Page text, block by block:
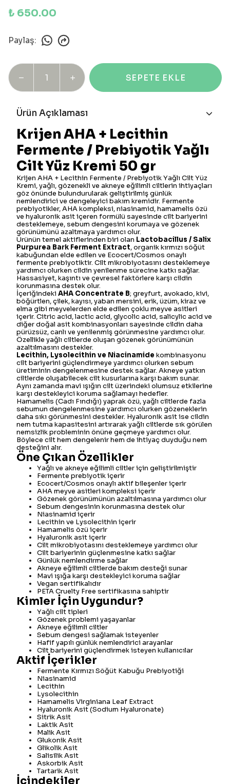
₺ 650.00
Paylaş:
SEPETE EKLE
Ürün Açıklaması
Krijen AHA + Lecithin
Fermente / Prebiyotik Yağlı
Cilt Yüz Kremi 50 gr
Krijen AHA + Lecithin Fermente / Prebiyotik Yağlı Cilt Yüz
Kremi, yağlı, gözenekli ve akneye eğilimli ciltlerin ihtiyaçları
göz önünde bulundurularak geliştirilmiş günlük
nemlendirici ve dengeleyici bakım kremidir. Fermente
prebiyotikler, AHA kompleksi, niasinamid, hamamelis özü
ve hyaluronik asit içeren formülü sayesinde cilt bariyerini
desteklemeye, sebum dengesini korumaya ve gözenek
görünümünü azaltmaya yardımcı olur.
Ürünün temel aktiflerinden biri olan Lactobacillus / Salix
Purpurea Bark Ferment Extract, organik kırmızı söğüt
kabuğundan elde edilen ve Ecocert/Cosmos onaylı
fermente prebiyotiktir. Cilt mikrobiyotasını desteklemeye
yardımcı olurken cildin yenilenme sürecine katkı sağlar.
Hassasiyet, kaşıntı ve çevresel faktörlere karşı cildin
korunmasına destek olur.
İçeriğindeki AHA Concentrate B; greyfurt, avokado, kivi,
böğürtlen, çilek, kayısı, yaban mersini, erik, üzüm, kiraz ve
elma gibi meyvelerden elde edilen çoklu meyve asitleri
içerir. Citric acid, lactic acid, glycolic acid, salicylic acid ve
diğer doğal asit kombinasyonları sayesinde cildin daha
pürüzsüz, canlı ve yenilenmiş görünmesine yardımcı olur.
Özellikle yağlı ciltlerde oluşan gözenek görünümünün
azaltılmasını destekler.
Lecithin, Lysolecithin ve Niacinamide kombinasyonu
cilt bariyerini güçlendirmeye yardımcı olurken sebum
üretiminin dengelenmesine destek sağlar. Akneye yatkın
ciltlerde oluşabilecek cilt kusurlarına karşı bakım sunar.
Aynı zamanda mavi ışığın cilt üzerindeki olumsuz etkilerine
karşı destekleyici koruma sağlamayı hedefler.
Hamamelis (Cadı Fındığı) yaprak özü, yağlı ciltlerde fazla
sebumun dengelenmesine yardımcı olurken gözeneklerin
daha sıkı görünmesini destekler. Hyaluronik asit ise cildin
nem tutma kapasitesini artırarak yağlı ciltlerde sık görülen
nemsizlik probleminin önüne geçmeye yardımcı olur.
Böylece cilt hem dengelenir hem de ihtiyaç duyduğu nem
desteğini alır.
Öne Çıkan Özellikler
Yağlı ve akneye eğilimli ciltler için geliştirilmiştir
Fermente prebiyotik içerir
Ecocert/Cosmos onaylı aktif bileşenler içerir
AHA meyve asitleri kompleksi içerir
Gözenek görünümünün azaltılmasına yardımcı olur
Sebum dengesinin korunmasına destek olur
Niasinamid içerir
Lecithin ve Lysolecithin içerir
Hamamelis özü içerir
Hyaluronik asit içerir
Cilt mikrobiyotasını desteklemeye yardımcı olur
Cilt bariyerinin güçlenmesine katkı sağlar
Günlük nemlendirme sağlar
Akneye eğilimli ciltlerde bakım desteği sunar
Mavi ışığa karşı destekleyici koruma sağlar
Vegan sertifikalıdır
PETA Cruelty Free sertifikasına sahiptir
Kimler İçin Uygundur?
Yağlı cilt tipleri
Gözenek problemi yaşayanlar
Akneye eğilimli ciltler
Sebum dengesi sağlamak isteyenler
Hafif yapılı günlük nemlendirici arayanlar
Cilt bariyerini güçlendirmek isteyen kullanıcılar
Aktif İçerikler
Fermente Kırmızı Söğüt Kabuğu Prebiyotiği
Niasinamid
Lecithin
Lysolecithin
Hamamelis Virginiana Leaf Extract
Hyaluronik Asit (Sodium Hyaluronate)
Sitrik Asit
Laktik Asit
Malik Asit
Glukonik Asit
Glikolik Asit
Salisilik Asit
Askorbik Asit
Tartarik Asit
İçindekiler